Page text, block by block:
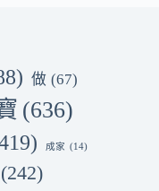
做 (67)
(636)
成家 (14)
(242)